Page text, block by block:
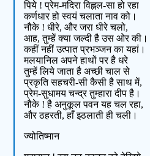
पिये ! प्रेम-मदिरा विह्नल-सा हो रहा
कर्णधार हो स्वयं चलाता नाव को।
नौके ! धीरे, और जरा धीरे चलो,
आह, तुम्हें क्या जल्दी है उस ओर की।
कहीं नहीं उत्पात प्रभञ्जन का यहां।
मलयानिल अपने हाथों पर है धरे
तुम्हें लिये जाता है अच्छी चाल से
प्रकृति सहचरी-सी कैसी है साथ में,
प्रेम-सुधामय चन्द्र तुम्हारा दीप है।
नौके ! है अनुकूल पवन यह चल रहा,
और ठहरती, हाँ इठलाती ही चली।
ज्योतिष्मान